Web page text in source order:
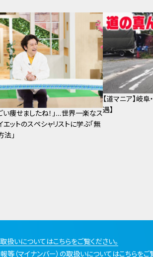
い痩せましたね！」…世界一楽なス
エットのスペシャリストに学ぶ「無
法」
【道マニア】岐
遇】
扱いについてはこちらをご覧ください。
等（マイナンバー）の取扱いについてはこちらをご